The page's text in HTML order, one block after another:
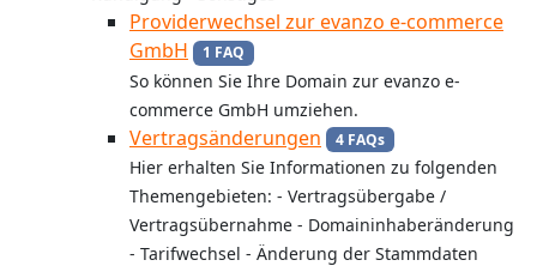
Providerwechsel zur evanzo e-commerce
GmbH
1 FAQ
So können Sie Ihre Domain zur evanzo e-
commerce GmbH umziehen.
Vertragsänderungen 4 FAQs
Hier erhalten Sie Informationen zu folgenden
Themengebieten: - Vertragsübergabe /
Vertragsübernahme - Domaininhaberänderung
- Tarifwechsel - Änderung der Stammdaten